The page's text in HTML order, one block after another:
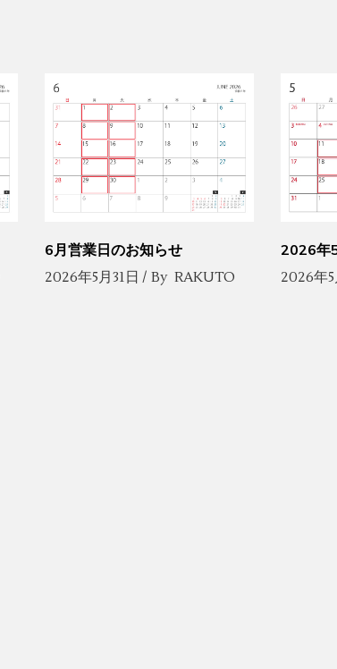
6月営業日のお知らせ
2026年5月31日
By RAKUTO
2026年
2026年5